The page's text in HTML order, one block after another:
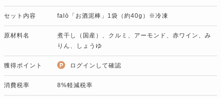
セット内容 falò「お酒泥棒」1袋（約40g）※冷凍
原材料名
煮干し（国産）、クルミ、アーモンド、赤ワイン、み
りん、しょうゆ
獲得ポイント ログインして確認
消費税率 8%軽減税率